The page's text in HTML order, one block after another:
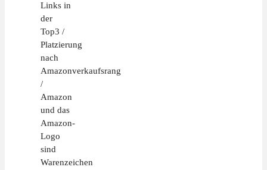
Links in
der
Top3 /
Platzierung
nach
Amazonverkaufsrang
/
Amazon
und das
Amazon-
Logo
sind
Warenzeichen